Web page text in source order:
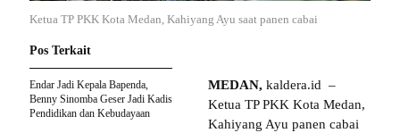
Ketua TP PKK Kota Medan, Kahiyang Ayu saat panen cabai
MEDAN, kaldera.id –
Ketua TP PKK Kota Medan,
Kahiyang Ayu panen cabai
Pos Terkait
Endar Jadi Kepala Bapenda,
Benny Sinomba Geser Jadi Kadis
Pendidikan dan Kebudayaan